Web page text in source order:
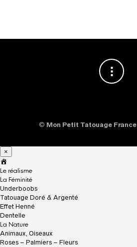
© Mon Petit Tatouage France
×
c
c
u
e
i
l
Le réalisme
La Féminité
Underboobs
Tatouage Doré & Argenté
Effet Henné
Dentelle
La Nature
Animaux, Oiseaux
Roses – Palmiers – Fleurs